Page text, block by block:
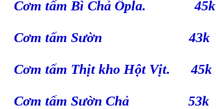
Cơm tấm Bì Chả Ốpla. 45k
Cơm tấm Sườn 43k
Cơm tấm Thịt kho Hột Vịt. 45k
Cơm tấm Sườn Chả 53k